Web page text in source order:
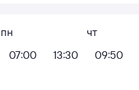
пн
07:00
13:30
чт
09:50